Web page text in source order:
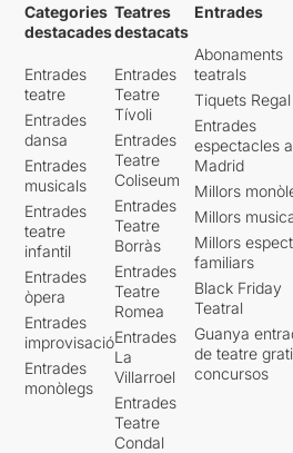
Categories
destacades
Entrades
teatre
Entrades
dansa
Entrades
musicals
Entrades
teatre
infantil
Entrades
òpera
Entrades
improvisació
Entrades
monòlegs
Teatres
destacats
Entrades
Teatre
Tívoli
Entrades
Teatre
Coliseum
Entrades
Teatre
Borràs
Entrades
Teatre
Romea
Entrades
La
Villarroel
Entrades
Teatre
Condal
Entrades
Abonaments
teatrals
Tiquets Regal
Entrades
espectacles a
Madrid
Millors
Millors
Millors
familiars
Black Friday
Teatral
Guanya
de teatre
concursos